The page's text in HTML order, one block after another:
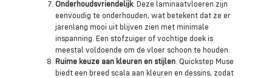
Onderhoudsvriendelijk: Deze laminaatvloeren zijn
eenvoudig te onderhouden, wat betekent dat ze er
jarenlang mooi uit blijven zien met minimale
inspanning. Een stofzuiger of vochtige doek is
meestal voldoende om de vloer schoon te houden.
Ruime keuze aan kleuren en stijlen: Quickstep Muse
biedt een breed scala aan kleuren en dessins, zodat